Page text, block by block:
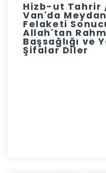
Hizb-ut Tahrir
Van'da
Felaketi
Allah'tan
Başsağlığı ve
Şifalar Diler